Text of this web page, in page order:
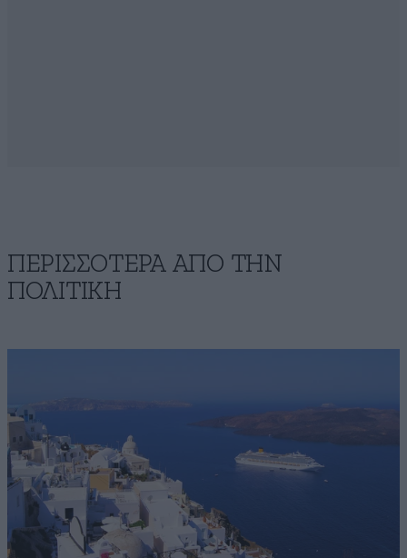
ΠΕΡΙΣΣΟΤΕΡΑ ΑΠΟ ΤΗΝ
ΠΟΛΙΤΙΚΗ